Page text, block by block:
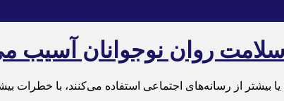
سلامت روان نوجوانان آسیب
بیشتر از رسانه‌های اجتماعی استفاده می‌کنند، با خطرات